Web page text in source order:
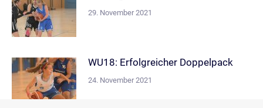
29. November 2021
WU18: Erfolgreicher Doppelpack
24. November 2021